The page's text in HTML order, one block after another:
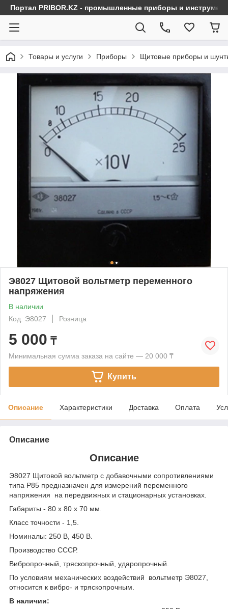
Портал PRIBOR.KZ - промышленные приборы и
Товары и услуги Приборы Щитовые приборы и
Э8027 Щитовой вольтметр переменного
напряжения
В наличии
Код: Э8027
Розница
5 000 ₸
Минимальная сумма заказа на сайте — 20 000 ₸
Купить
Описание Характеристики Доставка Оплата
Описание
Описание
Э8027 Щитовой вольтметр с добавочными сопротивлениями
типа Р85 предназначен для измерений переменного
напряжения на передвижных и стационарных установках.
Габариты - 80 х 80 х 70 мм.
Класс точности - 1,5.
Номиналы: 250 В, 450 В.
Производство СССР.
Вибропрочный, тряскопрочный, ударопрочный.
По условиям механических воздействий вольтметр Э8027,
относится к вибро- и тряскопрочным.
В наличии: